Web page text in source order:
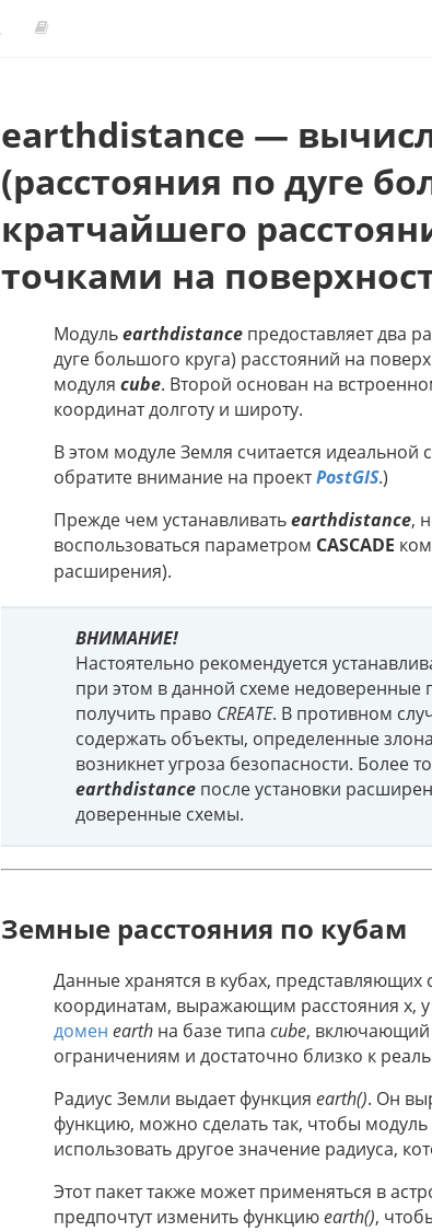
earthdistance —
(расстояния по дуге
кратчайшего
точками на
Модульearthdistance предоставляет два
дуге большого круга) расстояний на
модуля cube. Второй основан на
координат долготу и широту.
В этом модуле Земля считается идеальной
обратите внимание на проектPostGIS.)
Прежде чем устанавливатьearthdistance,
воспользоваться параметром CASCADE
расширения).
ВНИМАНИЕ!
Настоятельно рекомендуется
при этом в данной схеме
получить право CREATE. В противном
содержать объекты, определенные
возникнет угроза безопасности. Более
earthdistance после установки
доверенные схемы.
Земные расстояния по кубам
Данные хранятся в кубах, представляющих
координатам, выражающим расстояния x, y
домен earth на базе типа cube, включающий
ограничениям и достаточно близко к
Радиус Земли выдает функция earth(). Он
функцию, можно сделать так, чтобы
использовать другое значение радиуса,
Этот пакет также может применяться в
предпочтут изменить функциюearth(),